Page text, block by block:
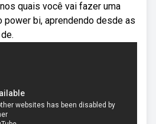
quais você vai fazer uma
power bi, aprendendo desde as